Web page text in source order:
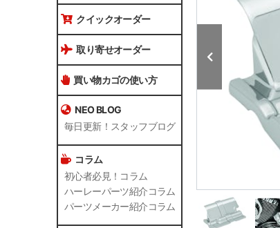
クイックオーダー
取り寄せオーダー
買い物カゴの使い方
NEO BLOG
毎日更新！スタッフブログ
コラム
初心者必見！コラム
ハーレーパーツ紹介コラム
パーツメーカー紹介コラム